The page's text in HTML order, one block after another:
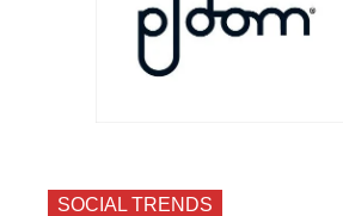
SOCIAL TRENDS